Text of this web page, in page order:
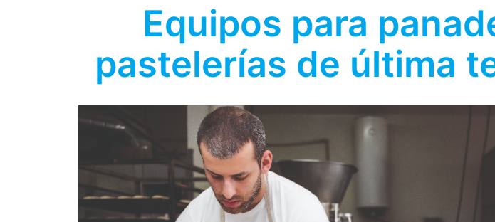
Equipos para
pastelerías de última